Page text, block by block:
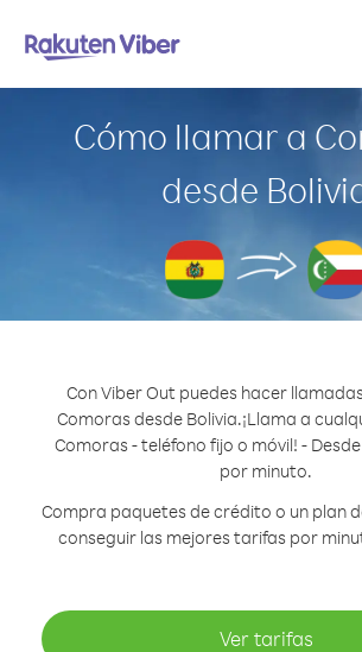
Cómo llamar a
desde
Con Viber Out puedes hacer
Comoras desde Bolivia.¡Llama a
Comoras - teléfono fijo o móvil! -
por minuto.
Compra paquetes de crédito o un plan
conseguir las mejores tarifas por
Ver tarifas